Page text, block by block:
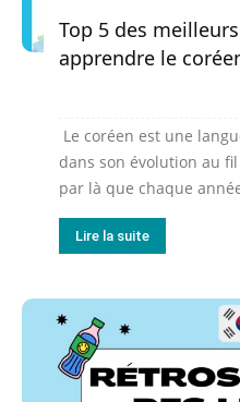
Top 5 des
apprendre le
Le coréen est une
dans son évolution au
par là que chaque
Lire la suite